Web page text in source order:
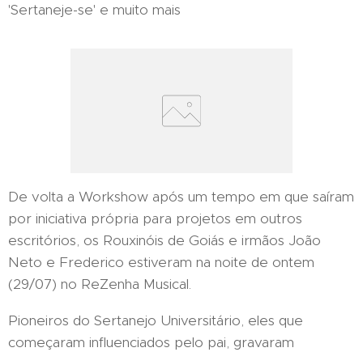
'Sertaneje-se' e muito mais
De volta a Workshow após um tempo em que saíram
por iniciativa própria para projetos em outros
escritórios, os Rouxinóis de Goiás e irmãos João
Neto e Frederico estiveram na noite de ontem
(29/07) no ReZenha Musical.
Pioneiros do Sertanejo Universitário, eles que
começaram influenciados pelo pai, gravaram